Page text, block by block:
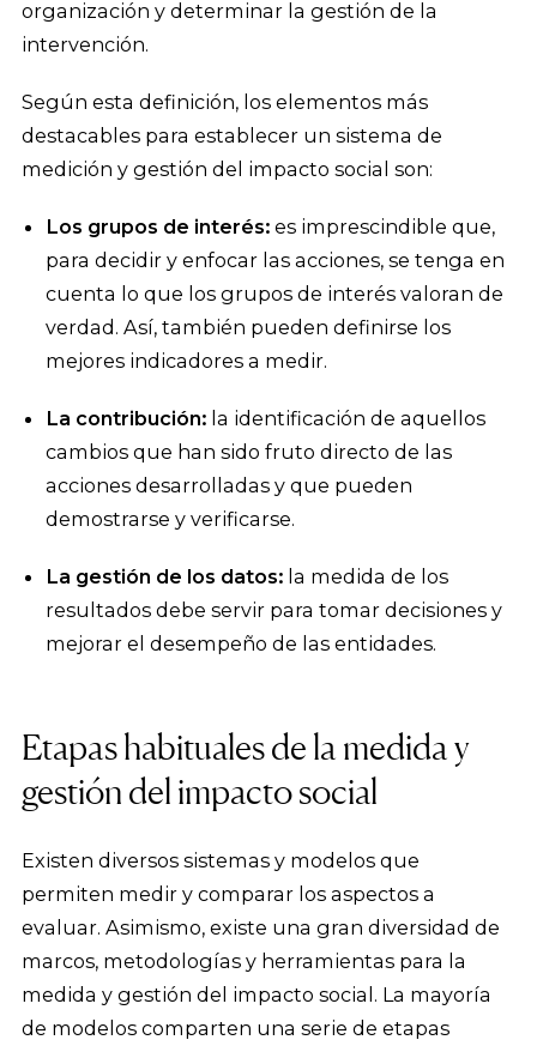
organización y determinar la gestión de la
intervención.
Según esta definición, los elementos más
destacables para establecer un sistema de
medición y gestión del impacto social son:
Los grupos de interés: es imprescindible que,
para decidir y enfocar las acciones, se tenga en
cuenta lo que los grupos de interés valoran de
verdad. Así, también pueden definirse los
mejores indicadores a medir.
La contribución: la identificación de aquellos
cambios que han sido fruto directo de las
acciones desarrolladas y que pueden
demostrarse y verificarse.
La gestión de los datos: la medida de los
resultados debe servir para tomar decisiones y
mejorar el desempeño de las entidades.
Etapas habituales de la medida y
gestión del impacto social
Existen diversos sistemas y modelos que
permiten medir y comparar los aspectos a
evaluar. Asimismo, existe una gran diversidad de
marcos, metodologías y herramientas para la
medida y gestión del impacto social. La mayoría
de modelos comparten una serie de etapas